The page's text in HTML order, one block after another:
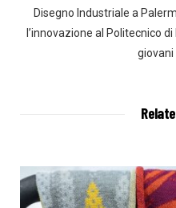
Disegno Industriale a
l’innovazione al Politecnico
giovani